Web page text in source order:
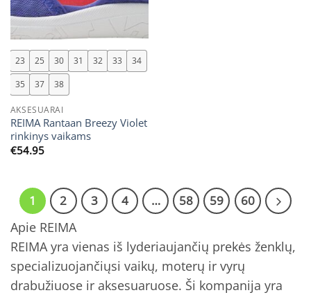
23 25 30 31 32 33
34
35
37 38
AKSESUARAI
REIMA Rantaan Breezy Violet
rinkinys vaikams
€54.95
1 2 3 4 … 58 59 60
Apie REIMA
REIMA yra vienas iš lyderiaujančių prekės ženklų,
specializuojančiųsi vaikų, moterų ir vyrų
drabužiuose ir aksesuaruose. Ši kompanija yra